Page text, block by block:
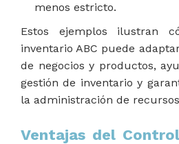
menos estricto.
Estos ejemplos ilustran
inventario ABC puede
de negocios y productos,
gestión de inventario y
la administración de
Ventajas del